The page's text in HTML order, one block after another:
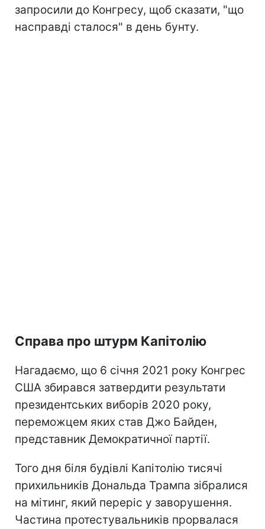
запросили до Конгресу, щоб сказати, "що
насправді сталося" в день бунту.
Справа про штурм Капітолію
Нагадаємо, що 6 січня 2021 року Конгрес
США збирався затвердити результати
президентських виборів 2020 року,
переможцем яких став Джо Байден,
представник Демократичної партії.
Того дня біля будівлі Капітолію тисячі
прихильників Дональда Трампа зібралися
на мітинг, який переріс у заворушення.
Частина протестувальників прорвалася